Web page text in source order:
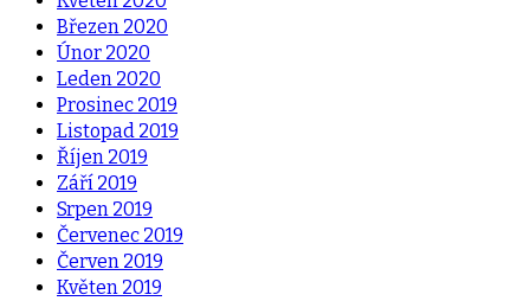
Březen 2020
Únor 2020
Leden 2020
Prosinec 2019
Listopad 2019
Říjen 2019
Září 2019
Srpen 2019
Červenec 2019
Červen 2019
Květen 2019